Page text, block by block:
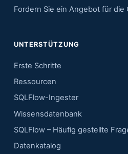
Fordern Sie ein Angebot für die
UNTERSTÜTZUNG
Erste Schritte
Ressourcen
SQLFlow-Ingester
Wissensdatenbank
SQLFlow – Häufig gestellte
Datenkatalog